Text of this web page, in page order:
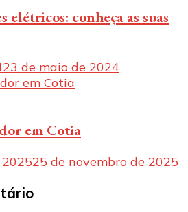
elétricos: conheça as suas
23 de maio de 2024
em Cotia
25 de novembro de 2025